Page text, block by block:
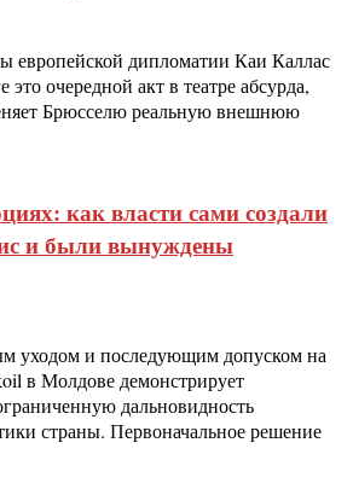
европейской дипломатии Каи Каллас
очередной акт в театре абсурда,
Брюсселю реальную внешнюю
как власти сами создали
и были вынуждены
уходом и последующим допуском на
в Молдове демонстрирует
дальновидность
страны. Первоначальное решение